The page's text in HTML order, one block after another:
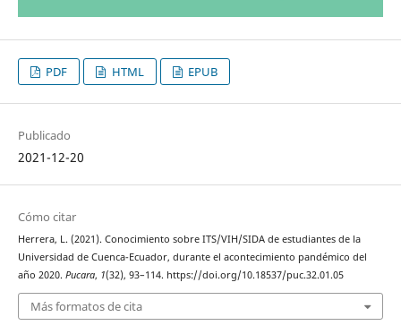
PDF HTML EPUB
Publicado
2021-12-20
Cómo citar
Herrera, L. (2021). Conocimiento sobre ITS/VIH/SIDA de estudiantes de la
Universidad de Cuenca-Ecuador, durante el acontecimiento pandémico del
año 2020. Pucara, 1(32), 93–114. https://doi.org/10.18537/puc.32.01.05
Más formatos de cita